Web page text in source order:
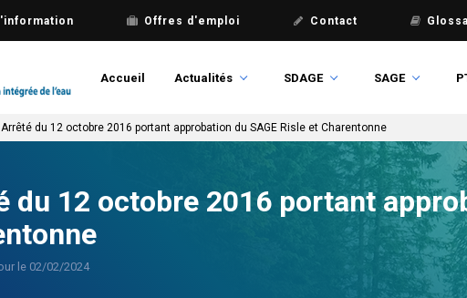
Offres d'emploi Contact
Accueil Actualités SDAGE SAGE
Arrêté du 12 octobre 2016 portant approbation du SAGE Risle et Charentonne
du 12 octobre 2016 portant
le 02/02/2024